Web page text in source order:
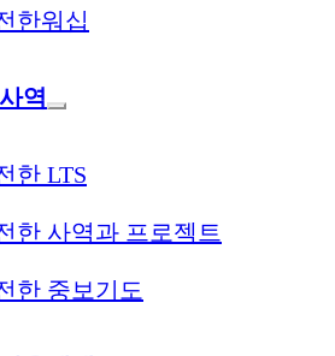
한워십
역
한 LTS
한 사역과 프로젝트
한 중보기도